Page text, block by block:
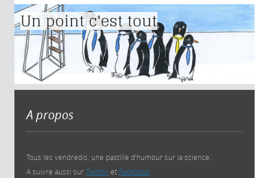
Vous êtes ici
Un point c'est tout
A propos
Tous les vendredis, une pastille d’humour sur la science.
A suivre aussi surTwitteret Facebook